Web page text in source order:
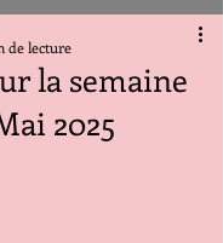
la semaine
2025
de lecture